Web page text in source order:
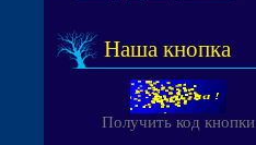
Наша кнопка
Получить код кнопки